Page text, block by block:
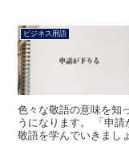
ビジネス用語
色々な敬語の意味を知
うになります。 「申
敬語を学んでいきまし